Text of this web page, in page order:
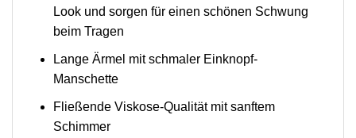
Look und sorgen für einen schönen Schwung
beim Tragen
Lange Ärmel mit schmaler Einknopf-
Manschette
Fließende Viskose-Qualität mit sanftem
Schimmer